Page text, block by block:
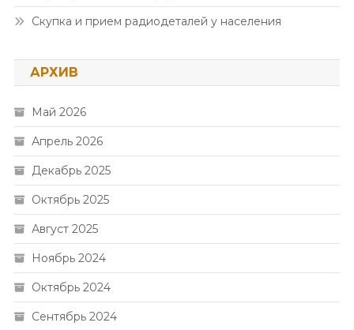
Скупка и прием радиодеталей у населения
АРХИВ
Май 2026
Апрель 2026
Декабрь 2025
Октябрь 2025
Август 2025
Ноябрь 2024
Октябрь 2024
Сентябрь 2024